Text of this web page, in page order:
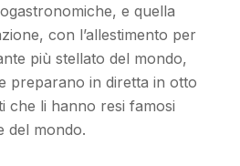
e quella
con l’allestimento per
più stellato del mondo,
preparano in diretta in otto
che li hanno resi famosi
del mondo.